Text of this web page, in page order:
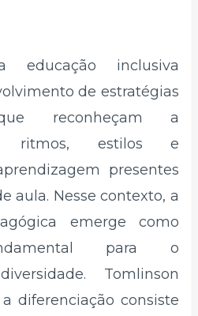
educação inclusiva
de estratégias
reconheçam a
ritmos, estilos e
presentes
aula. Nesse contexto, a
emerge como
para o
Tomlinson
diferenciação consiste